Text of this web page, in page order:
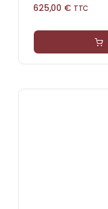
625,00 € TTC